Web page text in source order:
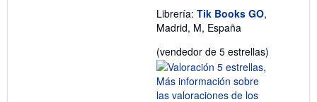
Librería: Tik Books GO,
Madrid, M, España
(vendedor de 5 estrellas)